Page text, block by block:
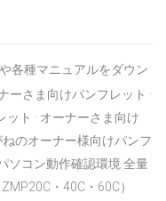
各種マニュアルをダウン
ーさま向けパンフレット ·
ト · オーナーさま向け
ねのオーナー様向けパンフ
ソコン動作確認環境 全量
・40C・60C）